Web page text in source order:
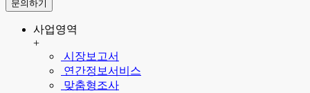
문의하기
사업영역
+
시장보고서
연간정보서비스
맞춤형조사